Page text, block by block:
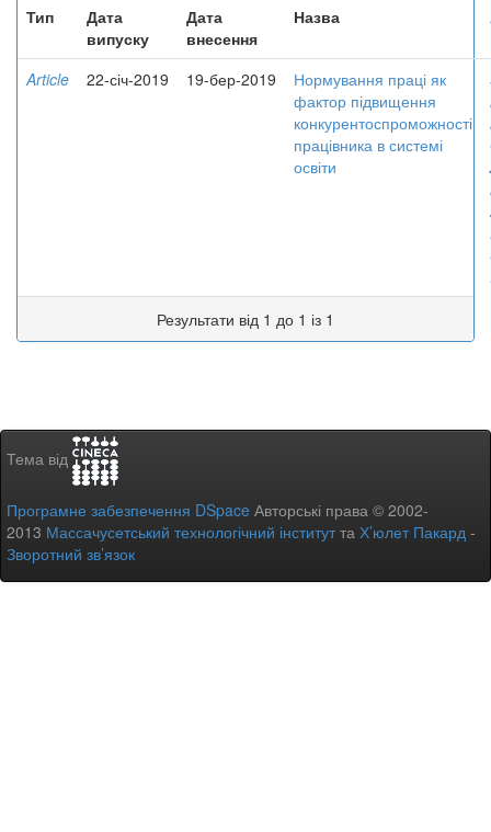
Тип
Дата
випуску
Дата
внесення
Назва
Article 22-січ-2019 19-бер-2019
Нормування праці як
фактор підвищення
конкурентоспроможності
працівника в системі
освіти
Результати від 1 до 1 із 1
Тема від
Програмне забезпечення DSpace Авторські права © 2002-
2013 Массачусетський технологічний інститутта Х’юлет Пакард -
Зворотний зв’язок